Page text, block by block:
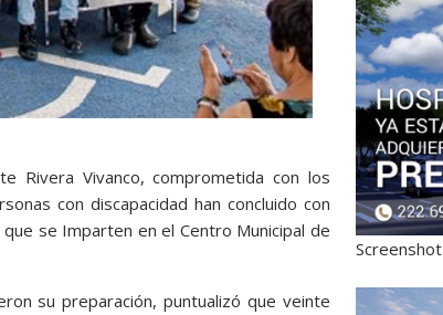
Rivera Vivanco, comprometida con los
con discapacidad han concluido con
se Imparten en el Centro Municipal de
su preparación, puntualizó que veinte
Screenshot